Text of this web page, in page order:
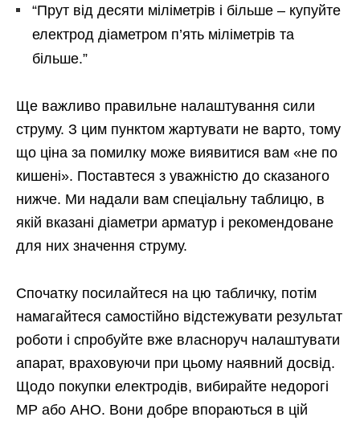
“Прут від десяти міліметрів і більше – купуйте
електрод діаметром п’ять міліметрів та
більше.”
Ще важливо правильне налаштування сили
струму. З цим пунктом жартувати не варто, тому
що ціна за помилку може виявитися вам «не по
кишені». Поставтеся з уважністю до сказаного
нижче. Ми надали вам спеціальну таблицю, в
якій вказані діаметри арматур і рекомендоване
для них значення струму.
Спочатку посилайтеся на цю табличку, потім
намагайтеся самостійно відстежувати результат
роботи і спробуйте вже власноруч налаштувати
апарат, враховуючи при цьому наявний досвід.
Щодо покупки електродів, вибирайте недорогі
МР або АНО. Вони добре впораються в цій